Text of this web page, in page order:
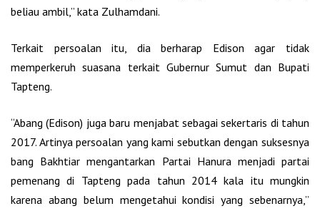
beliau ambil,” kata Zulhamdani.
Terkait persoalan itu, dia berharap Edison agar tidak
memperkeruh suasana terkait Gubernur Sumut dan Bupati
Tapteng.
“Abang (Edison) juga baru menjabat sebagai sekertaris di tahun
2017. Artinya persoalan yang kami sebutkan dengan suksesnya
bang Bakhtiar mengantarkan Partai Hanura menjadi partai
pemenang di Tapteng pada tahun 2014 kala itu mungkin
karena abang belum mengetahui kondisi yang sebenarnya,”